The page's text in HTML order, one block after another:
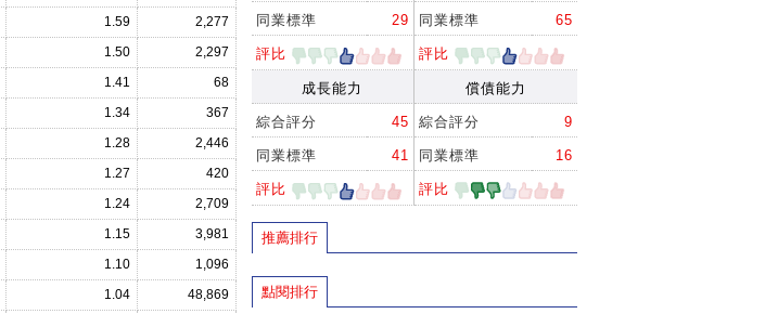
1.59
2,277
1.50
2,297
1.41
68
1.34
367
1.28
2,446
1.27
420
1.24
2,709
1.15
3,981
1.10
1,096
1.04
48,869
同業標準 29 同業標準 65
評比 評比
成長能力 償債能力
綜合評分 45 綜合評分 9
同業標準 41 同業標準 16
評比 評比
推薦排行
點閱排行